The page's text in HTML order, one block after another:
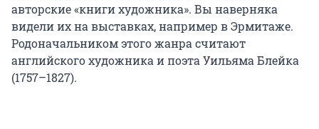
авторские «книги художника». Вы наверняка
видели их на выставках, например в Эрмитаже.
Родоначальником этого жанра считают
английского художника и поэта Уильяма Блейка
(1757–1827).